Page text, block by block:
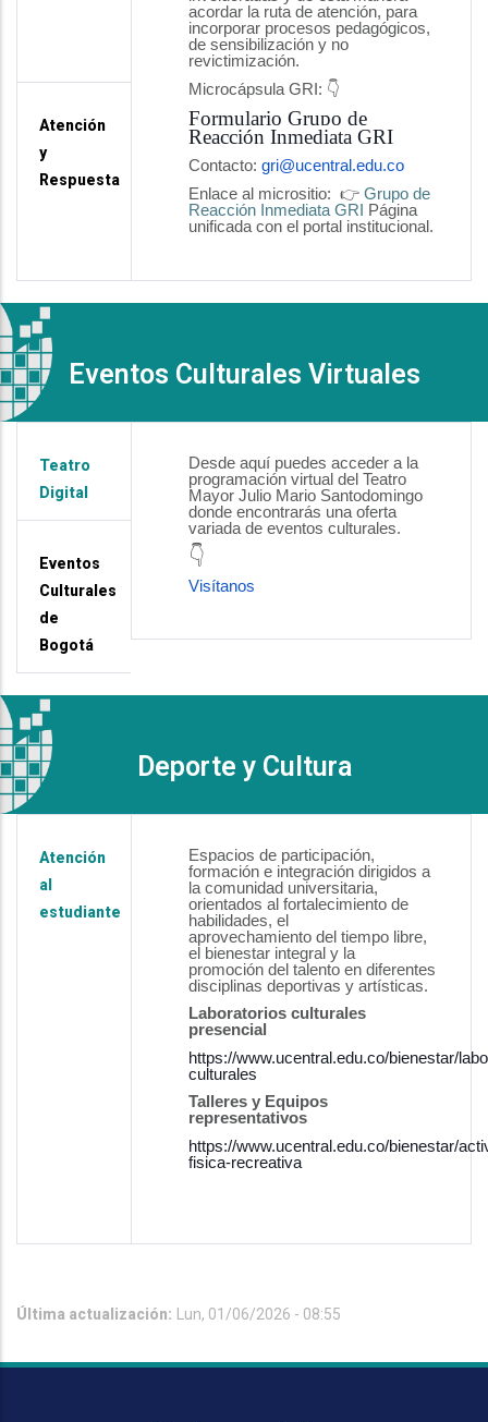
Atención
y
Respuesta
acordar la ruta de atención, para
incorporar procesos pedagógicos,
de sensibilización y no
revictimización.
Microcápsula GRI: 👇
Formulario Grupo de
Reacción Inmediata GRI
Contacto: gri@ucentral.edu.co
Enlace al micrositio: 👉 Grupo de
Reacción Inmediata GRI
Página
unificada con el portal institucional.
Eventos Culturales Virtuales
Teatro
Digital
Eventos
Culturales
de
Bogotá
Desde aquí puedes acceder a la
programación virtual del Teatro
Mayor Julio Mario Santodomingo
donde encontrarás una oferta
variada de eventos culturales.
👇
Visítanos
Deporte y Cultura
Atención
al
estudiante
Espacios de participación,
formación e integración dirigidos a
la comunidad universitaria,
orientados al fortalecimiento de
habilidades, el
aprovechamiento del tiempo libre,
el bienestar integral y la
promoción del talento en diferentes
disciplinas deportivas y artísticas.
Laboratorios culturales
presencial
https://www.ucentral.edu.co/bienestar/
culturales
Talleres y Equipos
representativos
https://www.ucentral.edu.co/bienestar/
fisica-recreativa
Última actualización: Lun, 01/06/2026 - 08:55